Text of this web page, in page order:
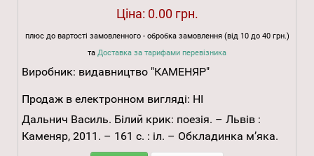
Ціна: 0.00 грн.
плюс до вартості замовленного - обробка замовлення (від 10 до 40 грн.)
та Доставка за тарифами перевізника
Виробник: видавництво "КАМЕНЯР"
Продаж в електронном вигляді: НІ
Дальнич Василь. Білий крик: поезія. – Львів :
Каменяр, 2011. – 161 с. : іл. – Обкладинка м’яка.